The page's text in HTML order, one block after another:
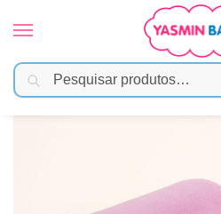
Início Enxoval / Mantas e Cobertores